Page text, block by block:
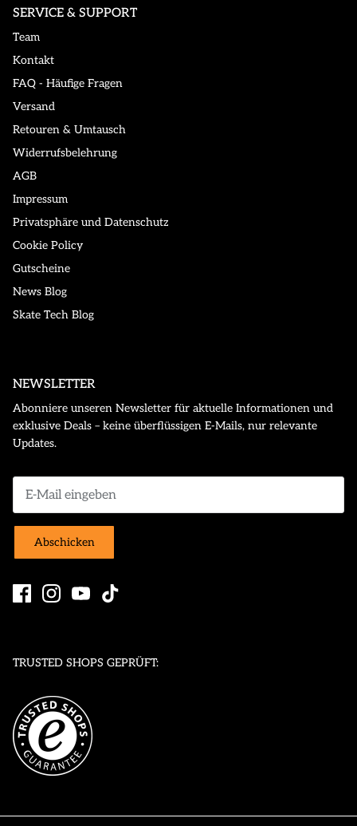
SERVICE & SUPPORT
Team
Kontakt
FAQ - Häufige Fragen
Versand
Retouren & Umtausch
Widerrufsbelehrung
AGB
Impressum
Privatsphäre und Datenschutz
Cookie Policy
Gutscheine
News Blog
Skate Tech Blog
NEWSLETTER
Abonniere unseren Newsletter für aktuelle Informationen und
exklusive Deals – keine überflüssigen E-Mails, nur relevante
Updates.
Abschicken
TRUSTED SHOPS GEPRÜFT: